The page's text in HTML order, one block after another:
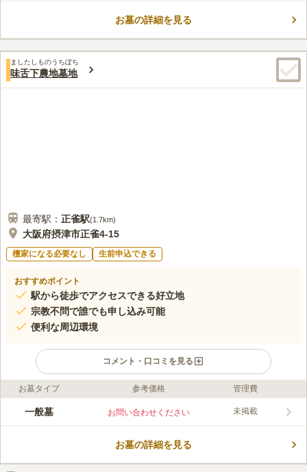
お参りしやすい墓地と言えるでしょう。
口コミ評価
この霊園はまだ誰からも評価されていません。
お墓の詳細を見る
ましたしものうちぼち
味舌下農地墓地
最寄駅： 正雀駅(1.7km)
大阪府摂津市正雀4-15
檀家になる必要なし 生前申込できる
おすすめポイント
駅から徒歩でアクセスできる好立地
宗教不問で誰でも申し込み可能
便利な周辺環境
コメント・口コミを見る
ライフドット編集部のコメント
味舌下農地墓地は、大阪府摂津市にある昔ながらの共同墓地で
にぎやかな声をききながらお墓参りができるでしょう。近隣には
お墓タイプ 参考価格 管理費
一般墓 お問い合わせください 未掲載
お墓の詳細を見る